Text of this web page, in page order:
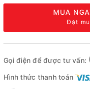
MUA
Đặt
Gọi điện để được tư vấn:
Hình thức thanh toán